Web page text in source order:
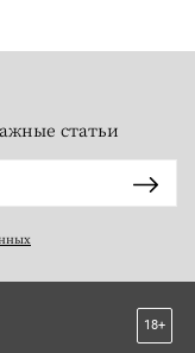
статьи
18+